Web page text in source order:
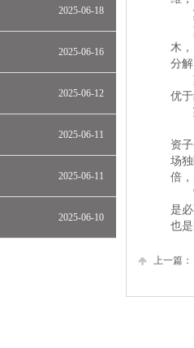
莫
木
分
莫
优
资
场
倍
它
是
也
上一篇：
2025-06-18
2025-06-16
2025-06-12
2025-06-11
2025-06-11
2025-06-10